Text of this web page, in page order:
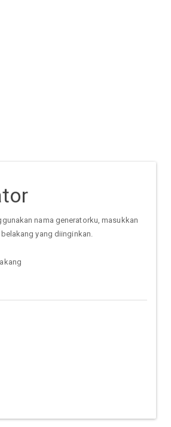
nama generatorku, masukkan
yang diinginkan.